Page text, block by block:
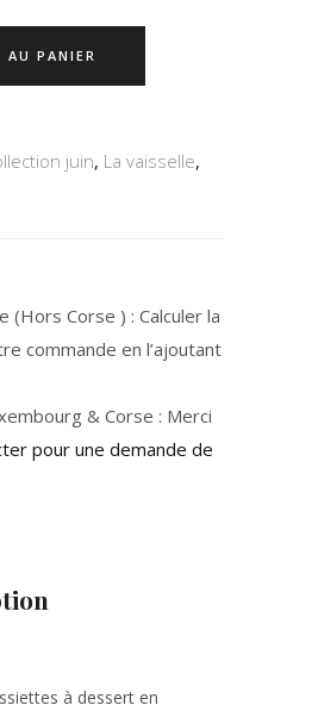
AU PANIER
juin, La vaisselle,
(Hors Corse ) : Calculer la
commande en l’ajoutant
& Corse : Merci
pour une demande de
à dessert en